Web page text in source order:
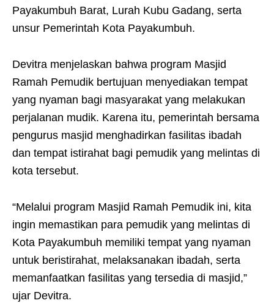
Payakumbuh Barat, Lurah Kubu Gadang, serta
unsur Pemerintah Kota Payakumbuh.
Devitra menjelaskan bahwa program Masjid
Ramah Pemudik bertujuan menyediakan tempat
yang nyaman bagi masyarakat yang melakukan
perjalanan mudik. Karena itu, pemerintah bersama
pengurus masjid menghadirkan fasilitas ibadah
dan tempat istirahat bagi pemudik yang melintas di
kota tersebut.
“Melalui program Masjid Ramah Pemudik ini, kita
ingin memastikan para pemudik yang melintas di
Kota Payakumbuh memiliki tempat yang nyaman
untuk beristirahat, melaksanakan ibadah, serta
memanfaatkan fasilitas yang tersedia di masjid,”
ujar Devitra.